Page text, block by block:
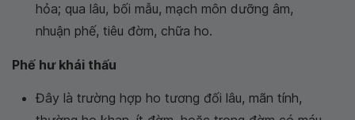
hỏa; qua lâu, bối mẫu, mạch môn dưỡng âm,
nhuận phế, tiêu đờm, chữa ho.
Phế hư khái thấu
Đây là trường hợp ho tương đối lâu, mãn tính,